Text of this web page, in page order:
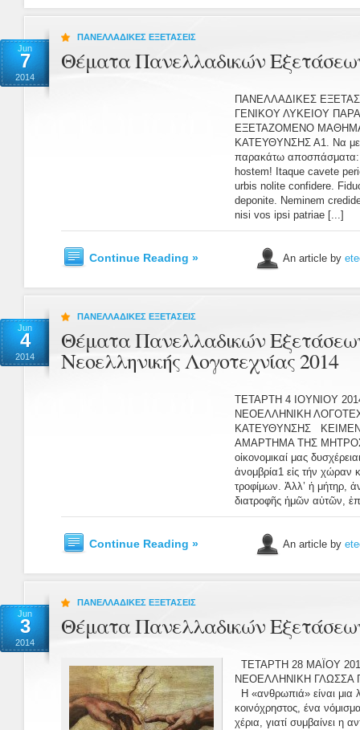
Jun
7
2014
ΠΑΝΕΛΛΑΔΙΚΕΣ ΕΞΕΤΑΣΕΙΣ
Θέματα Πανελλαδικών
ΠΑΝΕΛΛΑΔΙΚΕΣ
ΓΕΝΙΚΟΥ ΛΥΚΕΙΟΥ
ΕΞΕΤΑΖΟΜΕΝΟ
ΚΑΤΕΥΘΥΝΣΗΣ Α1. Να
παρακάτω αποσπάσματα:
hostem! Itaque cavete
urbis nolite confidere.
deponite. Neminem
nisi vos ipsi patriae [...]
Continue Reading » An article by
Jun
4
2014
ΠΑΝΕΛΛΑΔΙΚΕΣ ΕΞΕΤΑΣΕΙΣ
Θέματα Πανελλαδικών
Νεοελληνικής Λογοτεχνίας 2014
ΤΕΤΑΡΤΗ 4 IOYNIOY
ΝΕΟΕΛΛΗΝΙΚΗ
ΚΑΤΕΥΘΥΝΣΗΣ
ΑΜΑΡΤΗΜΑ ΤΗΣ
οἰκονομικαί μας
ἀνομβρία1 εἰς τήν χώραν
τροφίμων. Ἀλλ’ ἡ μήτηρ,
διατροφῆς ἡμῶν αὐτῶν,
Continue Reading » An article by
Jun
3
2014
ΠΑΝΕΛΛΑΔΙΚΕΣ ΕΞΕΤΑΣΕΙΣ
Θέματα Πανελλαδικών
ΤΕΤΑΡΤΗ 28 ΜΑΪΟΥ
ΝΕΟΕΛΛΗΝΙΚΗ ΓΛΩΣΣΑ
Η «ανθρωπιά» είναι μια
κοινόχρηστος, ένα
χέρια, γιατί συμβαίνει η